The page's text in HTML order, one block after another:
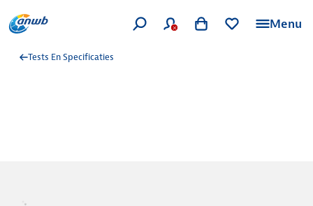
Menu
Tests En Specificaties